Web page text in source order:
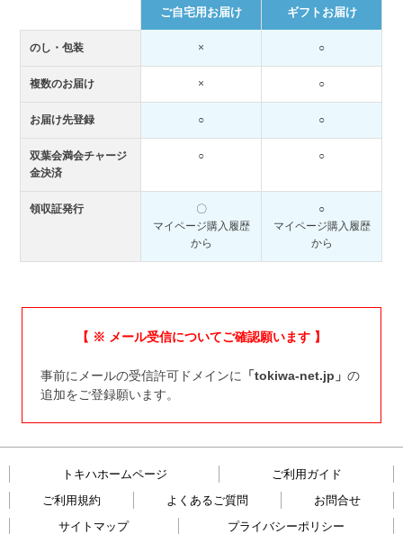
ご自宅用お届け ギフトお届け
のし・包装 × ○
複数のお届け × ○
お届け先登録 ○ ○
双葉会満会チャージ
金決済
○ ○
領収証発行
〇
マイページ購入履歴
から
○
マイページ購入履歴
から
【 ※ メール受信についてご確認願います 】
事前にメールの受信許可ドメインに 「tokiwa-net.jp」 の
追加をご登録願います。
トキハホームページ
ご利用ガイド
ご利用規約
よくあるご質問
お問合せ
サイトマップ
プライバシーポリシー